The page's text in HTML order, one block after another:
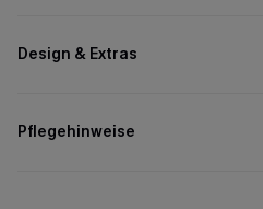
Design & Extras
Pflegehinweise